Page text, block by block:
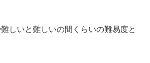
しいと難しいの間くらいの難易度と